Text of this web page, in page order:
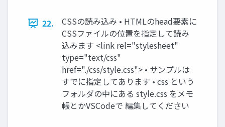
22.
CSSの読み込み • HTMLのhead要素に
CSSファイルの位置を指定して読み
込みます <link rel="stylesheet"
type="text/css"
href="./css/style.css"> • サンプルは
すでに指定してあります • css という
フォルダの中にある style.css をメモ
帳とかVSCodeで 編集してください